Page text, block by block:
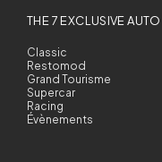
THE 7 EXCLUSIVE AUTO
Classic
Restomod
Grand Tourisme
Supercar
Racing
Évènements